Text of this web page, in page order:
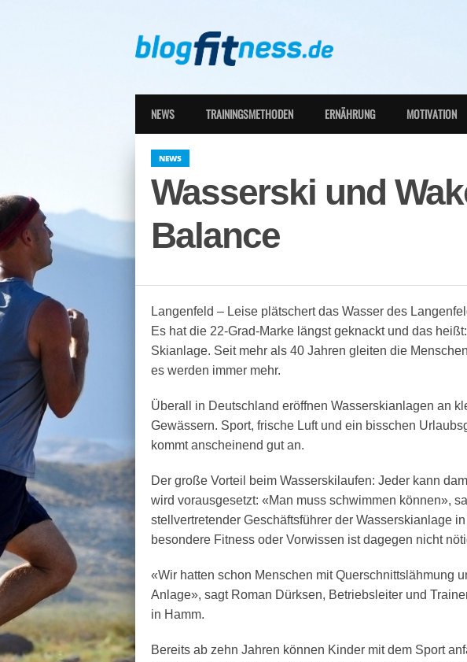
NEWS TRAININGSMETHODEN ERNÄHRUNG MOTIVATION
NEWS
Wasserski und
Balance
Langenfeld – Leise plätschert das Wasser des
Es hat die 22-Grad-Marke längst geknackt und das
Skianlage. Seit mehr als 40 Jahren gleiten die
es werden immer mehr.
Überall in Deutschland eröffnen Wasserskianlagen an
Gewässern. Sport, frische Luft und ein bisschen
kommt anscheinend gut an.
Der große Vorteil beim Wasserskilaufen: Jeder kann
wird vorausgesetzt: «Man muss schwimmen können»,
stellvertretender Geschäftsführer der Wasserskianlage
besondere Fitness oder Vorwissen ist dagegen nicht
«Wir hatten schon Menschen mit Querschnittslähmung
Anlage», sagt Roman Dürksen, Betriebsleiter und
in Hamm.
Bereits ab zehn Jahren können Kinder mit dem Sport